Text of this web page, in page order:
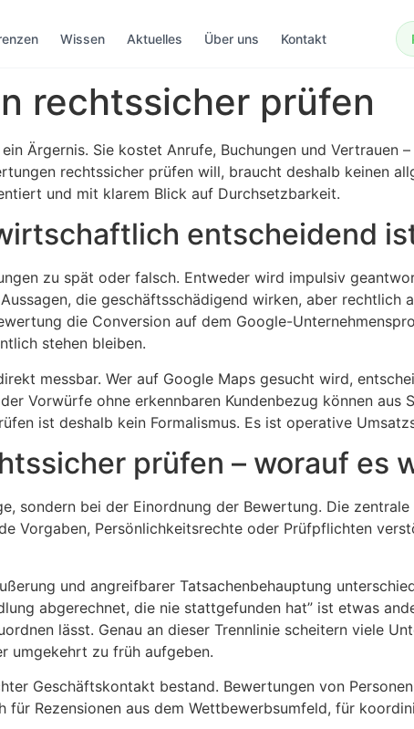
Wissen Aktuelles Über uns Kontakt
rechtssicher prüfen
Ärgernis. Sie kostet Anrufe, Buchungen und Vertrauen
rechtssicher prüfen will, braucht deshalb keinen
und mit klarem Blick auf Durchsetzbarkeit.
entscheidend
zu spät oder falsch. Entweder wird impulsiv
die geschäftsschädigend wirken, aber rechtlich
die Conversion auf dem Google-
stehen bleiben.
messbar. Wer auf Google Maps gesucht wird,
Vorwürfe ohne erkennbaren Kundenbezug können aus
ist deshalb kein Formalismus. Es ist operative
prüfen – worauf es
sondern bei der Einordnung der Bewertung. Die
Vorgaben, Persönlichkeitsrechte oder Prüfpflichten
und angreifbarer Tatsachenbehauptung
abgerechnet, die nie stattgefunden hat” ist etwas
lässt. Genau an dieser Trennlinie scheitern viele
umgekehrt zu früh aufgeben.
Geschäftskontakt bestand. Bewertungen von
für Rezensionen aus dem Wettbewerbsumfeld, für